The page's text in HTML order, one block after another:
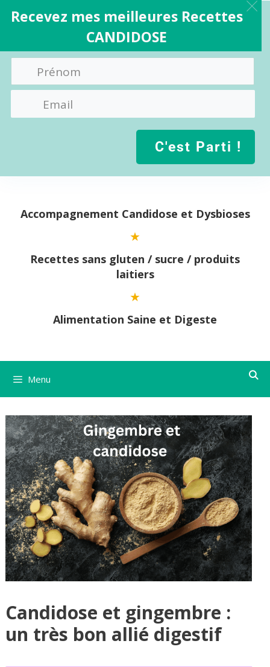
contenuAccompagnement Candidose et Dysbioses
Recettes sans gluten / sucre / produits
laitiers
Alimentation Saine et Digeste
Menu
Candidose et gingembre :
un très bon allié digestif
Recevez mes meilleures Recettes
CANDIDOSE
C'est Parti !